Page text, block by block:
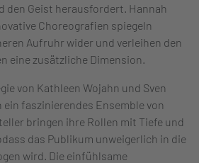
den Geist herausfordert. Hannah
Choreografien spiegeln
Aufruhr wider und verleihen den
eine zusätzliche Dimension.
von Kathleen Wojahn und Sven
faszinierendes Ensemble von
bringen ihre Rollen mit Tiefe und
das Publikum unweigerlich in die
wird. Die einfühlsame